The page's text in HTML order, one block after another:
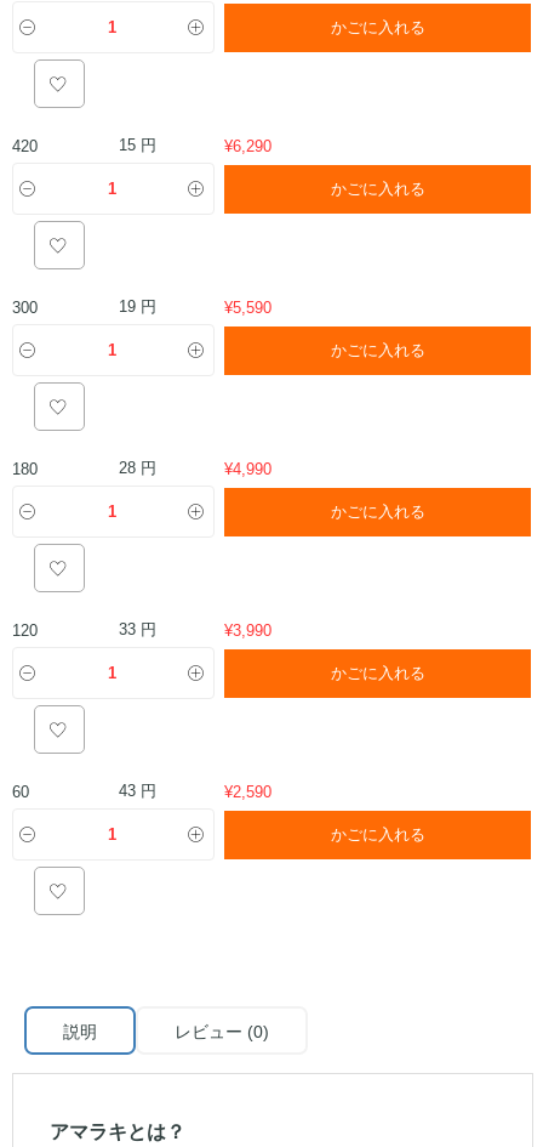
かごに入れる
420 15 円 ¥6,290
かごに入れる
300 19 円 ¥5,590
かごに入れる
180 28 円 ¥4,990
かごに入れる
120 33 円 ¥3,990
かごに入れる
60 43 円 ¥2,590
かごに入れる
説明 レビュー (0)
アマラキとは？